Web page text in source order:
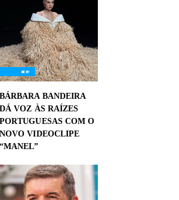
BÁRBARA BANDEIRA
DÁ VOZ ÀS RAÍZES
PORTUGUESAS COM O
NOVO VIDEOCLIPE
“MANEL”